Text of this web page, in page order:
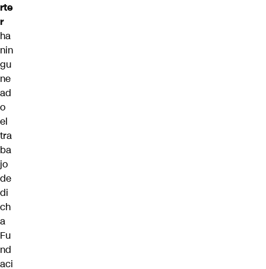
rte
r
ha
nin
gu
ne
ad
o
el
tra
ba
jo
de
di
ch
a
Fu
nd
aci